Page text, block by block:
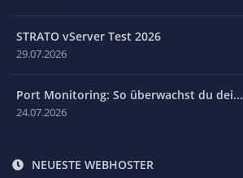
STRATO vServer Test 2026
29.07.2026
Port Monitoring: So überwachst du dei...
24.07.2026
NEUESTE WEBHOSTER